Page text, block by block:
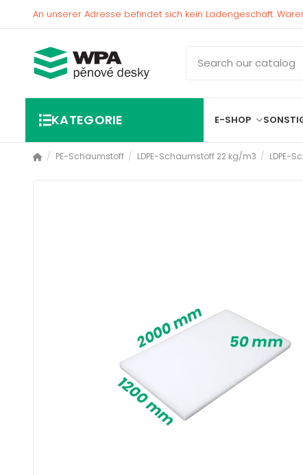
An unserer Adresse befindet sich kein Ladengeschäft.
KATEGORIE E-SHOP
PE-Schaumstoff LDPE-Schaumstoff 22 kg/m3 LDPE-